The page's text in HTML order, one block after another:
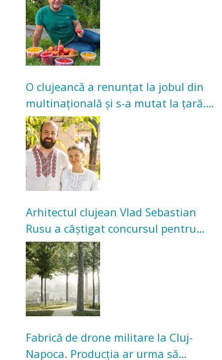
O clujeancă a renunțat la jobul din
multinațională și s-a mutat la țară.
Acum cultivă legume în grădina
bunicilor
Arhitectul clujean Vlad Sebastian
Rusu a câștigat concursul pentru
transformarea Grădinii Casei
Universitarilor
Fabrică de drone militare la Cluj-
Napoca. Producția ar urma să